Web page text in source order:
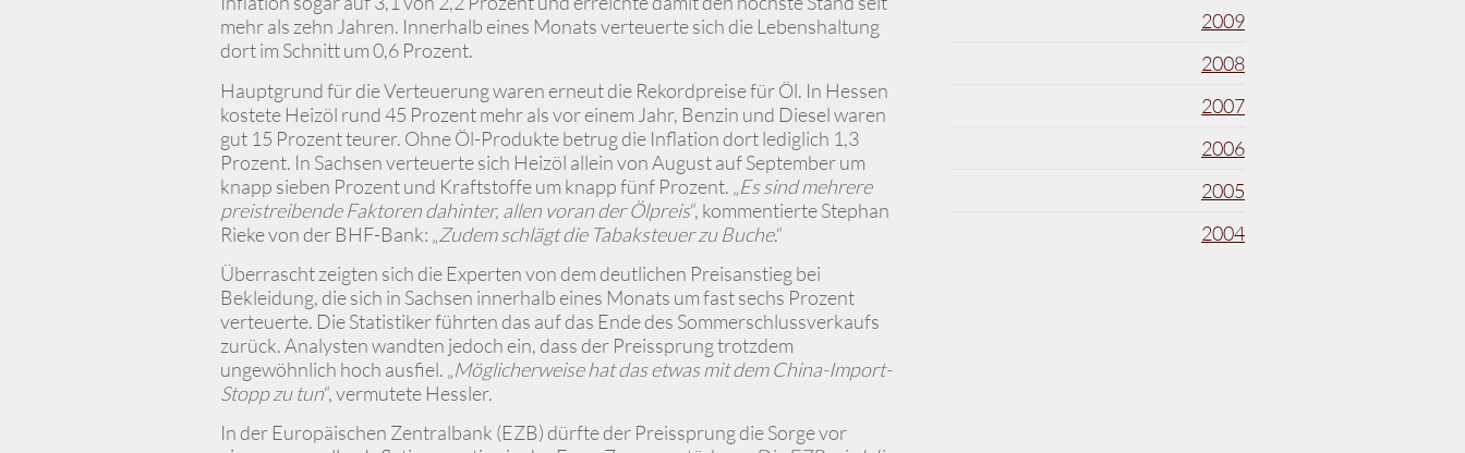
mehr als zehn Jahren. Innerhalb eines Monats verteuerte sich die Lebenshaltung
dort im Schnitt um 0,6 Prozent.
Hauptgrund für die Verteuerung waren erneut die Rekordpreise für Öl. In Hessen
kostete Heizöl rund 45 Prozent mehr als vor einem Jahr, Benzin und Diesel waren
gut 15 Prozent teurer. Ohne Öl-Produkte betrug die Inflation dort lediglich 1,3
Prozent. In Sachsen verteuerte sich Heizöl allein von August auf September um
knapp sieben Prozent und Kraftstoffe um knapp fünf Prozent. „Es sind mehrere
preistreibende Faktoren dahinter, allen voran der Ölpreis“, kommentierte Stephan
Rieke von der BHF-Bank: „Zudem schlägt die Tabaksteuer zu Buche.“
Überrascht zeigten sich die Experten von dem deutlichen Preisanstieg bei
Bekleidung, die sich in Sachsen innerhalb eines Monats um fast sechs Prozent
verteuerte. Die Statistiker führten das auf das Ende des Sommerschlussverkaufs
zurück. Analysten wandten jedoch ein, dass der Preissprung trotzdem
ungewöhnlich hoch ausfiel. „Möglicherweise hat das etwas mit dem China-Import-
Stopp zu tun“, vermutete Hessler.
In der Europäischen Zentralbank (EZB) dürfte der Preissprung die Sorge vor
2009
2008
2007
2006
2005
2004